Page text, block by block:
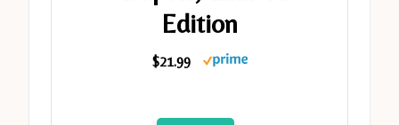
Edition
$21.99